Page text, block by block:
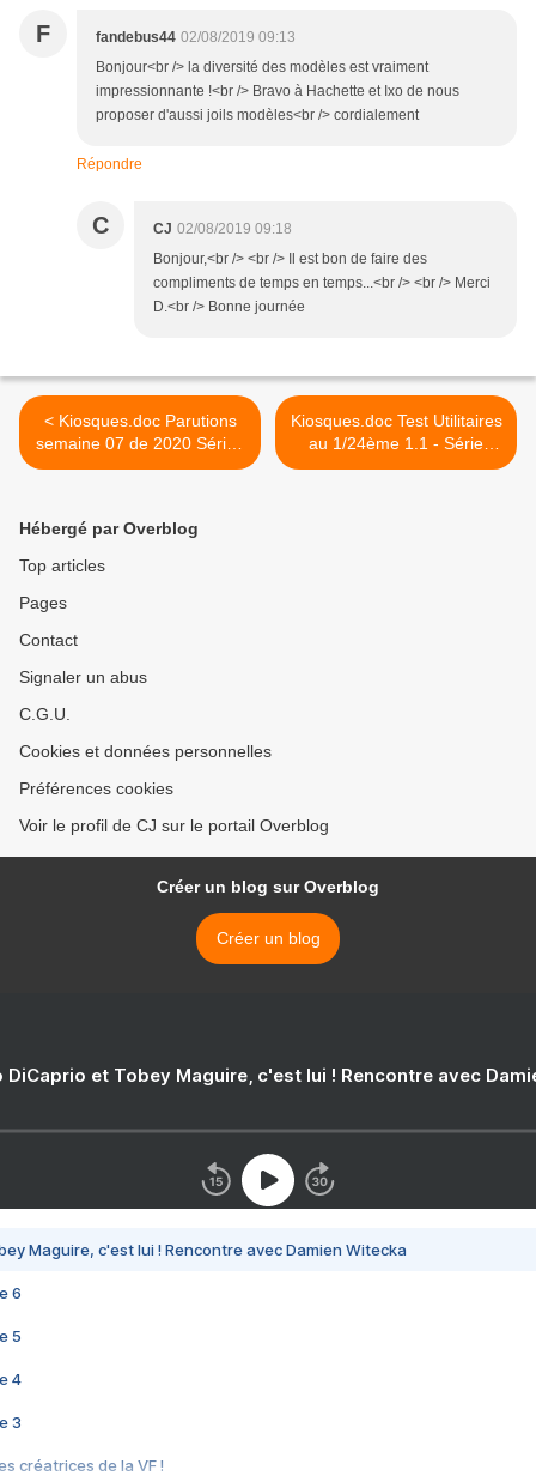
F fandebus44 02/08/2019 09:13
Bonjour<br /> la diversité des modèles est vraiment
impressionnante !<br /> Bravo à Hachette et Ixo de nous
proposer d'aussi joils modèles<br /> cordialement
Répondre
C CJ 02/08/2019 09:18
Bonjour,<br /> <br /> Il est bon de faire des
compliments de temps en temps...<br /> <br /> Merci
D.<br /> Bonne journée
< Kiosques.doc Parutions
semaine 07 de 2020 Séries
Miniatures Presse
Kiosques.doc Test Utilitaires
au 1/24ème 1.1 - Série
collection presse >
Hébergé par Overblog
Top articles
Pages
Contact
Signaler un abus
C.G.U.
Cookies et données personnelles
Préférences cookies
Voir le profil de CJ sur le portail Overblog
Créer un blog sur Overblog
Créer un blog
DiCaprio et Tobey Maguire, c'est lui ! Rencontre avec
Maguire, c'est lui ! Rencontre avec Damien Witecka
6
5
4
3
créatrices de la VF !